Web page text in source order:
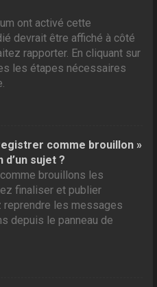
ont activé cette
devrait être affiché à côté
rapporter. En cliquant sur
les étapes nécessaires
comme brouillon »
sujet ?
brouillons les
finaliser et publier
reprendre les messages
depuis le panneau de